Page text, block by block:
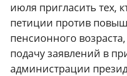
июля пригласить тех,
петиции против
пенсионного
подачу заявлений в
администрации